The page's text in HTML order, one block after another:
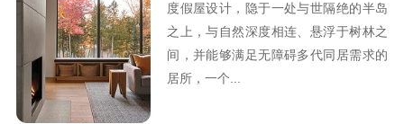
度假屋设计，隐于一处与世隔绝的半岛
之上，与自然深度相连、悬浮于树林之
间，并能够满足无障碍多代同居需求的
居所，一个...